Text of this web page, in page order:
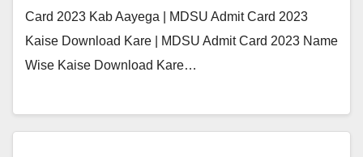
Card 2023 Kab Aayega | MDSU Admit Card 2023
Kaise Download Kare | MDSU Admit Card 2023 Name
Wise Kaise Download Kare…